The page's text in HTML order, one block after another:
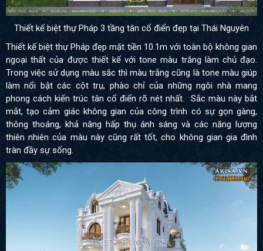
Thiết kế biệt thự Pháp 3 tầng tân cổ điển đẹp tại Thái Nguyên
Thiết kế biệt thự Pháp đẹp mặt tiền 10.1m với toàn bộ không gian
ngoại thất của được thiết kế với tone màu trắng làm chủ đạo.
Trong việc sử dụng màu sắc thì màu trắng cũng là tone màu giúp
làm nổi bật các cột trụ, phào chỉ của những ngôi nhà mang
phong cách kiến trúc tân cổ điển rõ nét nhất. Sắc màu này bắt
mắt, tạo cảm giác không gian của công trình có sự gọn gàng,
thông thoáng, khả năng hấp thụ ánh sáng và các năng lượng
thiên nhiên của màu này cũng rất tốt, cho không gian gia đình
tràn đầy sự sống.